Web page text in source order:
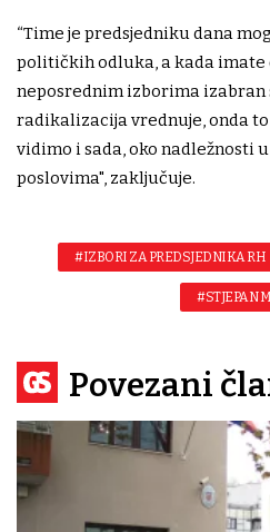
“Time je predsjedniku dana
političkih odluka, a kada imate
neposrednim izborima izabran
radikalizacija vrednuje, onda
vidimo i sada, oko nadležnosti
poslovima", zaključuje.
#IZBORI ZA PREDSJEDNIKA RH
#STJEPAN
Povezani